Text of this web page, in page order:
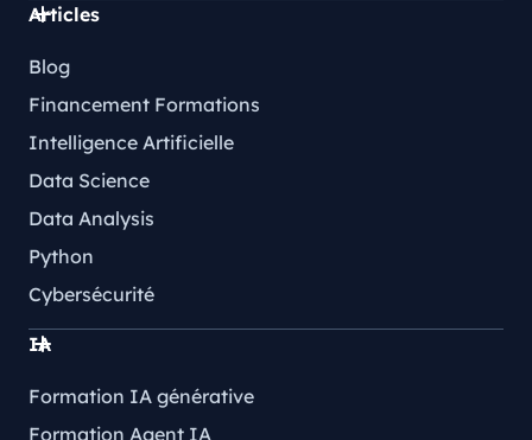
Articles
Blog
Financement Formations
Intelligence Artificielle
Data Science
Data Analysis
Python
Cybersécurité
IA
Formation IA générative
Formation Agent IA